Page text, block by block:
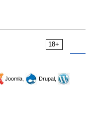
18+
Joomla,
Drupal,